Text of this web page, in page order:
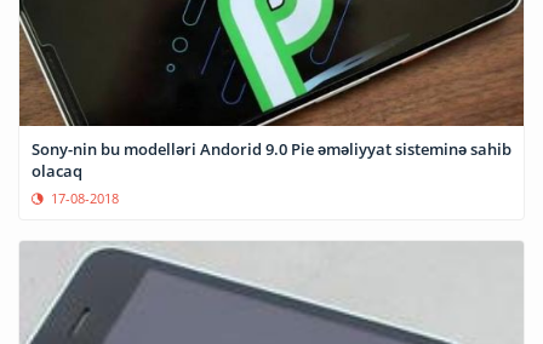
Sony-nin bu modelləri Andorid 9.0 Pie əməliyyat sisteminə sahib
olacaq
17-08-2018